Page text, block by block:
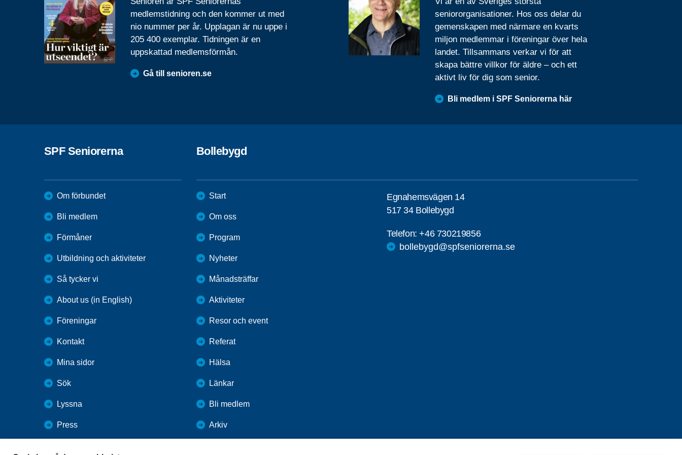
medlemstidning och den kommer ut med
nio nummer per år. Upplagan är nu uppe i
205 400 exemplar. Tidningen är en
uppskattad medlemsförmån.
Gå till senioren.se
seniororganisationer. Hos oss delar du
gemenskapen med närmare en kvarts
miljon medlemmar i föreningar över hela
landet. Tillsammans verkar vi för att
skapa bättre villkor för äldre – och ett
aktivt liv för dig som senior.
Bli medlem i SPF Seniorerna här
SPF Seniorerna
Om förbundet
Bli medlem
Förmåner
Utbildning och aktiviteter
Så tycker vi
About us (in English)
Föreningar
Kontakt
Mina sidor
Sök
Lyssna
Press
Bollebygd
Start
Om oss
Program
Nyheter
Månadsträffar
Aktiviteter
Resor och event
Referat
Hälsa
Länkar
Bli medlem
Arkiv
Egnahemsvägen 14
517 34 Bollebygd
Telefon:+46 730219856
bollebygd@spfseniorerna.se